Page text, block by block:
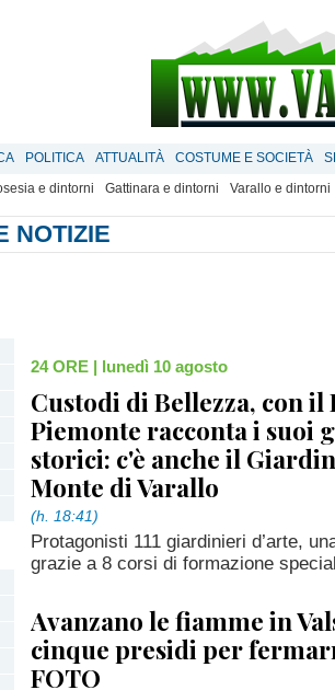
POLITICA ATTUALITÀ COSTUME E SOCIETÀ
e dintorni Gattinara e dintorni Varallo e dintorni
NOTIZIE
24 ORE | lunedì 10 agosto
Custodi di Bellezza, con
Piemonte racconta i suoi
storici: c'è anche il
Monte di Varallo
(h. 18:41)
Protagonisti 111 giardinieri d’arte,
grazie a 8 corsi di formazione
Avanzano le fiamme in
cinque presidi per
FOTO